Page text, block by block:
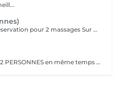
Le massage DUO est une réservation pour 2 massages Sur Mesure, en même temps dans la même cabine. Les 2 personnes pourront personnaliser leurs massages en fonction de leurs envies. Possibilité de demander 2 cabines séparées en arrivant sur place.
Ce Massage est prévu pour 2 PERSONNES en même temps dans notre cabine DUO (2 cabines séparées aussi possible sur demande en arrivant). Les 2 massages seront Sur Mesure, en fonction des envies et des besoins de chacun.